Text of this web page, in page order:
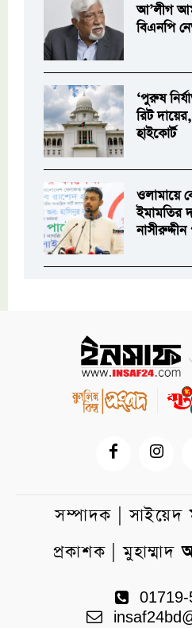
আ’লীগ
বিএনপি
‘পুরুষ
রিট
হাইকোর্ট
ওলামায়ে
ইমামতির
সম্পাদক | সাইয়েদ
প্রকাশক | মুহাম্মাদ